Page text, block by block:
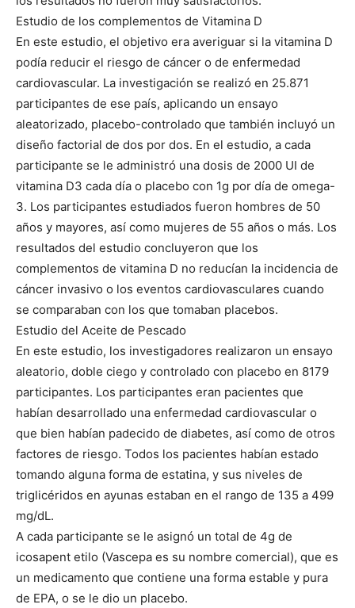
Estudio de los complementos de Vitamina D
En este estudio, el objetivo era averiguar si la vitamina D
podía reducir el riesgo de cáncer o de enfermedad
cardiovascular. La investigación se realizó en 25.871
participantes de ese país, aplicando un ensayo
aleatorizado, placebo-controlado que también incluyó un
diseño factorial de dos por dos. En el estudio, a cada
participante se le administró una dosis de 2000 UI de
vitamina D3 cada día o placebo con 1g por día de omega-
3. Los participantes estudiados fueron hombres de 50
años y mayores, así como mujeres de 55 años o más. Los
resultados del estudio concluyeron que los
complementos de vitamina D no reducían la incidencia de
cáncer invasivo o los eventos cardiovasculares cuando
se comparaban con los que tomaban placebos.
Estudio del Aceite de Pescado
En este estudio, los investigadores realizaron un ensayo
aleatorio, doble ciego y controlado con placebo en 8179
participantes. Los participantes eran pacientes que
habían desarrollado una enfermedad cardiovascular o
que bien habían padecido de diabetes, así como de otros
factores de riesgo. Todos los pacientes habían estado
tomando alguna forma de estatina, y sus niveles de
triglicéridos en ayunas estaban en el rango de 135 a 499
mg/dL.
A cada participante se le asignó un total de 4g de
icosapent etilo (Vascepa es su nombre comercial), que es
un medicamento que contiene una forma estable y pura
de EPA, o se le dio un placebo.